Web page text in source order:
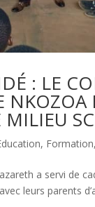
: LE
, Formation,
a servi de
leurs parents